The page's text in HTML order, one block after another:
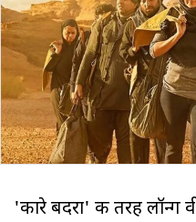
'कारे बदरा' की तरह लॉन्ग